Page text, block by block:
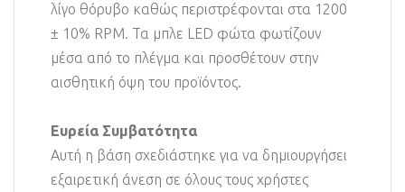
λίγο θόρυβο καθώς περιστρέφονται στα 1200
± 10% RPM. Τα μπλε LED φώτα φωτίζουν
μέσα από το πλέγμα και προσθέτουν στην
αισθητική όψη του προϊόντος.
Ευρεία Συμβατότητα
Αυτή η βάση σχεδιάστηκε για να δημιουργήσει
εξαιρετική άνεση σε όλους τους χρήστες